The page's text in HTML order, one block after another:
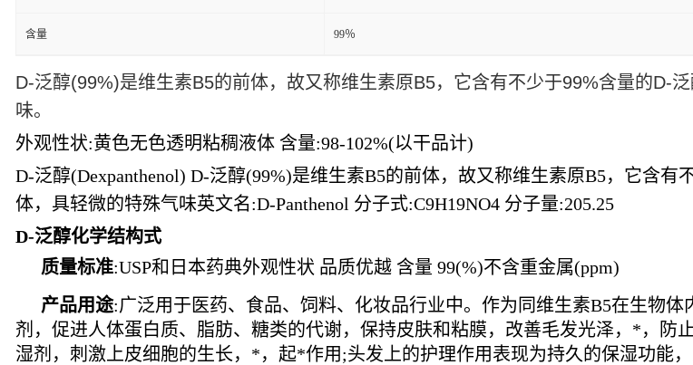
含量 99％
D-泛醇(99%)是维生素B5的前体，故又称维生素原B5，它含有不少于99%含量的D-
味。
外观性状:黄色无色透明粘稠液体 含量:98-102%(以干品计)
D-泛醇(Dexpanthenol) D-泛醇(99%)是维生素B5的前体，故又称维生素原B5，它含
体，具轻微的特殊气味英文名:D-Panthenol 分子式:C9H19NO4 分子量:205.25
D-泛醇化学结构式
质量标准:USP和日本药典外观性状 品质优越 含量 99(%)不含重金属(ppm)
产品用途:广泛用于医药、食品、饲料、化妆品行业中。作为同维生素B5在生物
剂，促进人体蛋白质、脂肪、糖类的代谢，保持皮肤和粘膜，改善毛发光泽，*，
湿剂，刺激上皮细胞的生长，*，起*作用;头发上的护理作用表现为持久的保湿功能